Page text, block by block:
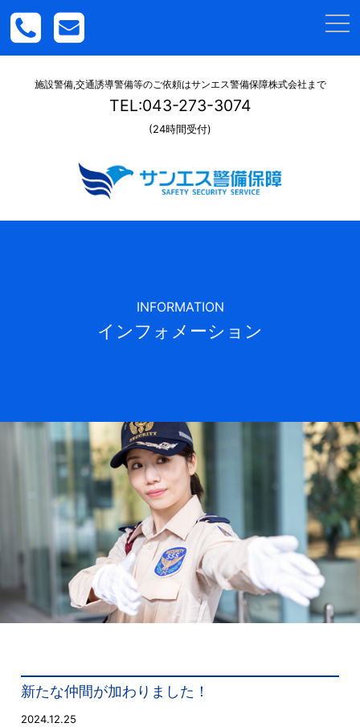
施設警備,交通誘導警備等のご依頼はサンエス警備保障株式会社まで
TEL:043-273-3074
(24時間受付)
INFORMATION
インフォメーション
新たな仲間が加わりました！
2024.12.25